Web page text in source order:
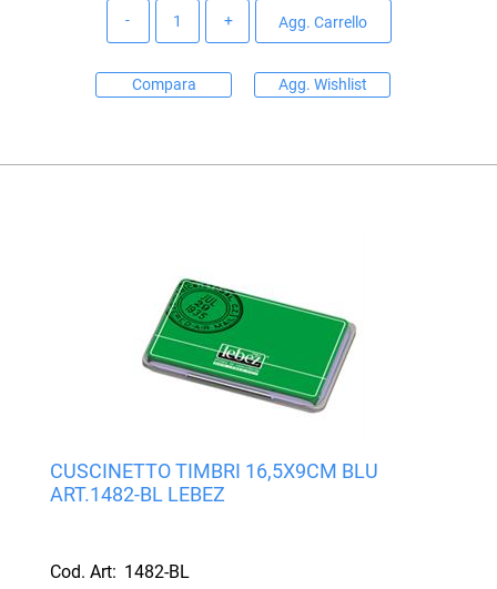
Agg. Carrello
Compara Agg. Wishlist
CUSCINETTO TIMBRI 16,5X9CM BLU
ART.1482-BL LEBEZ
Cod. Art: 1482-BL